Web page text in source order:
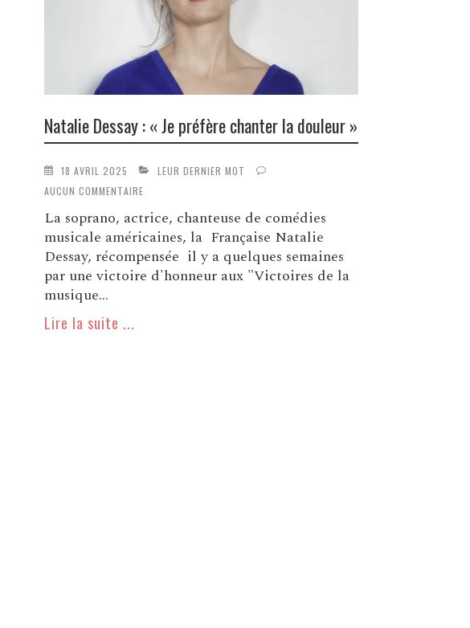
Natalie Dessay : « Je préfère chanter la douleur »
18 AVRIL 2025
LEUR DERNIER MOT
AUCUN COMMENTAIRE
La soprano, actrice, chanteuse de comédies
musicale américaines, la Française Natalie
Dessay, récompensée il y a quelques semaines
par une victoire d'honneur aux "Victoires de la
musique...
Lire la suite ...